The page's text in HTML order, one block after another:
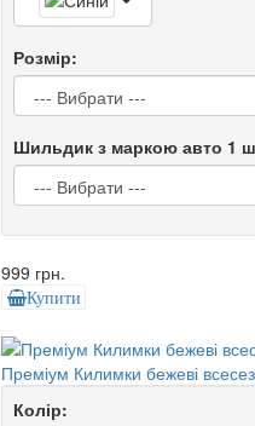
Розмір:
Шильдик з маркою авто 1
999 грн.
Купити
Преміум Килимки бежеві
Колір: